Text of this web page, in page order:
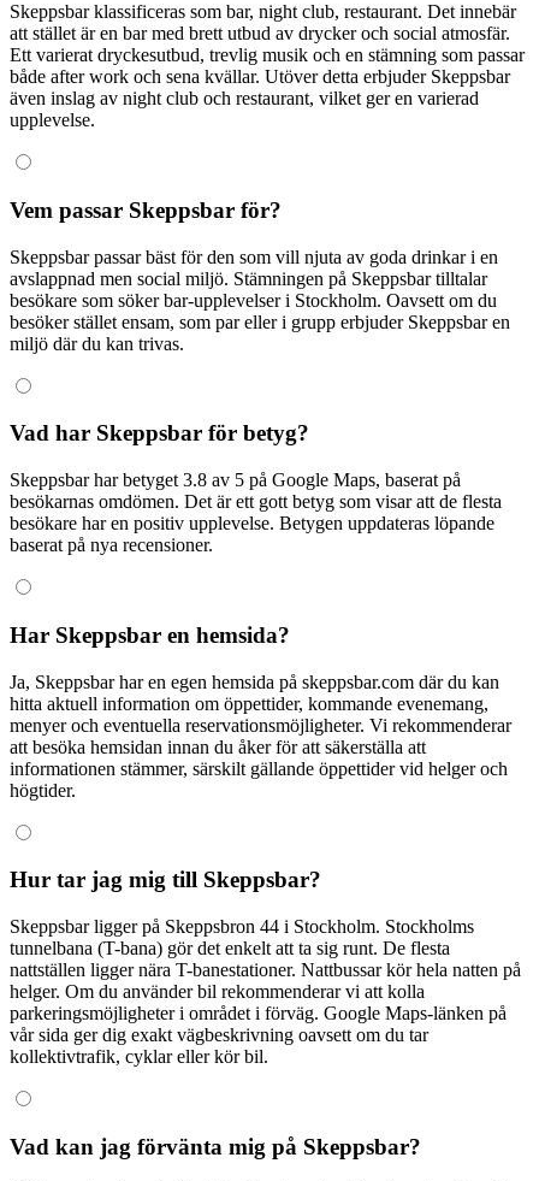
Skeppsbar klassificeras som bar, night club, restaurant. Det innebär
att stället är en bar med brett utbud av drycker och social atmosfär.
Ett varierat dryckesutbud, trevlig musik och en stämning som passar
både after work och sena kvällar. Utöver detta erbjuder Skeppsbar
även inslag av night club och restaurant, vilket ger en varierad
upplevelse.
Vem passar Skeppsbar för?
Skeppsbar passar bäst för den som vill njuta av goda drinkar i en
avslappnad men social miljö. Stämningen på Skeppsbar tilltalar
besökare som söker bar-upplevelser i Stockholm. Oavsett om du
besöker stället ensam, som par eller i grupp erbjuder Skeppsbar en
miljö där du kan trivas.
Vad har Skeppsbar för betyg?
Skeppsbar har betyget 3.8 av 5 på Google Maps, baserat på
besökarnas omdömen. Det är ett gott betyg som visar att de flesta
besökare har en positiv upplevelse. Betygen uppdateras löpande
baserat på nya recensioner.
Har Skeppsbar en hemsida?
Ja, Skeppsbar har en egen hemsida på skeppsbar.com där du kan
hitta aktuell information om öppettider, kommande evenemang,
menyer och eventuella reservationsmöjligheter. Vi rekommenderar
att besöka hemsidan innan du åker för att säkerställa att
informationen stämmer, särskilt gällande öppettider vid helger och
högtider.
Hur tar jag mig till Skeppsbar?
Skeppsbar ligger på Skeppsbron 44 i Stockholm. Stockholms
tunnelbana (T-bana) gör det enkelt att ta sig runt. De flesta
nattställen ligger nära T-banestationer. Nattbussar kör hela natten på
helger. Om du använder bil rekommenderar vi att kolla
parkeringsmöjligheter i området i förväg. Google Maps-länken på
vår sida ger dig exakt vägbeskrivning oavsett om du tar
kollektivtrafik, cyklar eller kör bil.
Vad kan jag förvänta mig på Skeppsbar?